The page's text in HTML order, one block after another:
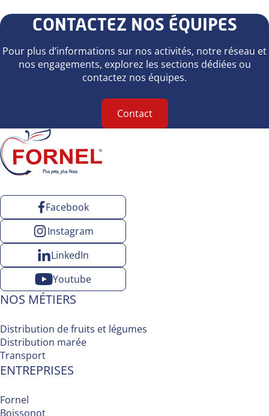
CONTACTEZ NOS ÉQUIPES
Pour plus d’informations sur nos activités, notre réseau et
nos engagements, explorez les sections dédiées ou
contactez nos équipes.
Contact
Facebook
Instagram
LinkedIn
Youtube
NOS MÉTIERS
Distribution de fruits et légumes
Distribution marée
Transport
ENTREPRISES
Fornel
Boissonot